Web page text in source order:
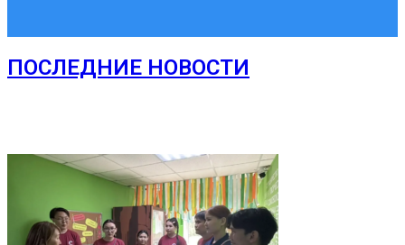
ПОСЛЕДНИЕ НОВОСТИ